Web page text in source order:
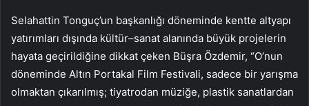
Selahattin Tonguç’un başkanlığı döneminde kentte altyapı
yatırımları dışında kültür–sanat alanında büyük projelerin
hayata geçirildiğine dikkat çeken Büşra Özdemir, “O’nun
döneminde Altın Portakal Film Festivali, sadece bir yarışma
olmaktan çıkarılmış; tiyatrodan müziğe, plastik sanatlardan